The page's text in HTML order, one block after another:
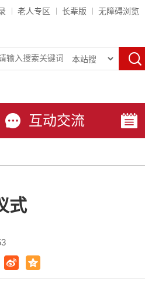
老人专区 长辈版 无障碍浏览
互动交流
式